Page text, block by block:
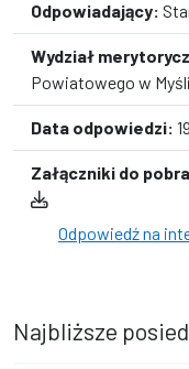
Odpowiadający:
Wydział
Powiatowego w
Data odpowiedzi:
Załączniki do
Odpowiedź na
Najbliższe